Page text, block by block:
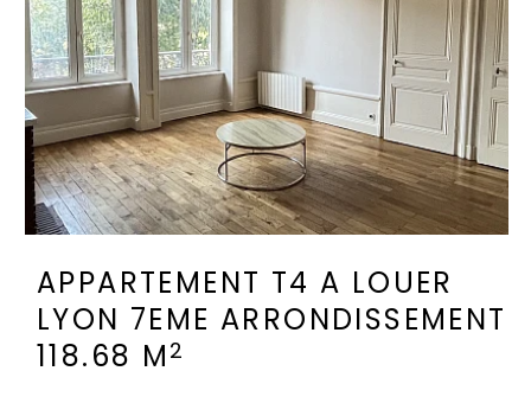
APPARTEMENT T4 A LOUER
LYON 7EME ARRONDISSEMENT
118.68 M 2